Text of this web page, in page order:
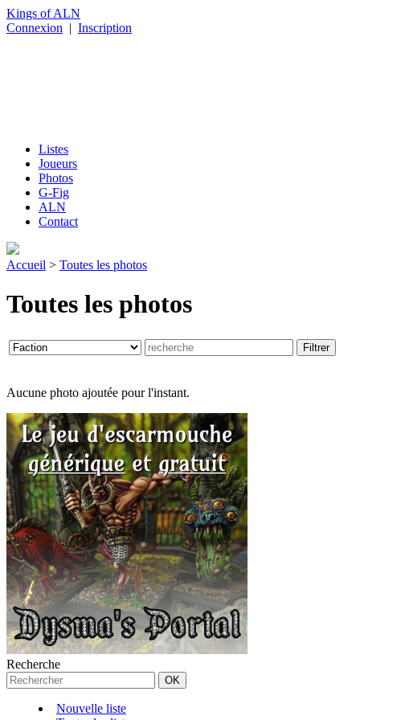
Kings of ALN
Connexion | Inscription
Listes
Joueurs
Photos
G-Fig
ALN
Contact
Accueil > Toutes les photos
Toutes les photos
Aucune photo ajoutée pour l'instant.
Recherche
Nouvelle liste